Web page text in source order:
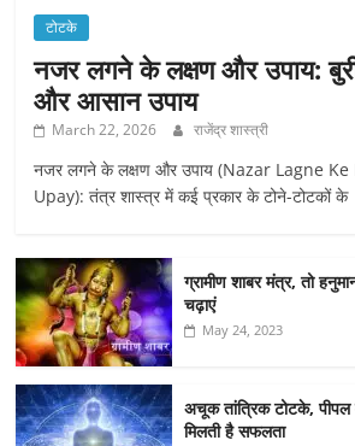
टोटके
नजर लगने के लक्षण और उपाय:
और आसान उपाय
March 22, 2026 राजेंद्र शास्त्री
नजर लगने के लक्षण और उपाय (Nazar Lagne
Upay): तंत्र शास्त्र में कई प्रकार के टोने-टोटकों के
ग्रामीण शाबर मंत्र, तो
चढ़ाएं
May 24, 2023
अचूक तांत्रिक टोटके,
मिलती है सफलता